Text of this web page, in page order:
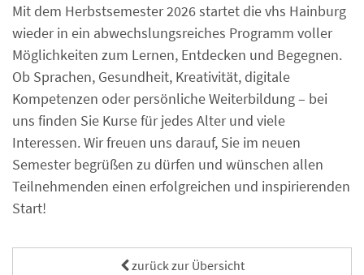
Mit dem Herbstsemester 2026 startet die vhs Hainburg
wieder in ein abwechslungsreiches Programm voller
Möglichkeiten zum Lernen, Entdecken und Begegnen.
Ob Sprachen, Gesundheit, Kreativität, digitale
Kompetenzen oder persönliche Weiterbildung – bei
uns finden Sie Kurse für jedes Alter und viele
Interessen. Wir freuen uns darauf, Sie im neuen
Semester begrüßen zu dürfen und wünschen allen
Teilnehmenden einen erfolgreichen und inspirierenden
Start!
zurück zur Übersicht